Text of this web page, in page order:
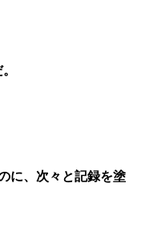
に、次々と記録を塗